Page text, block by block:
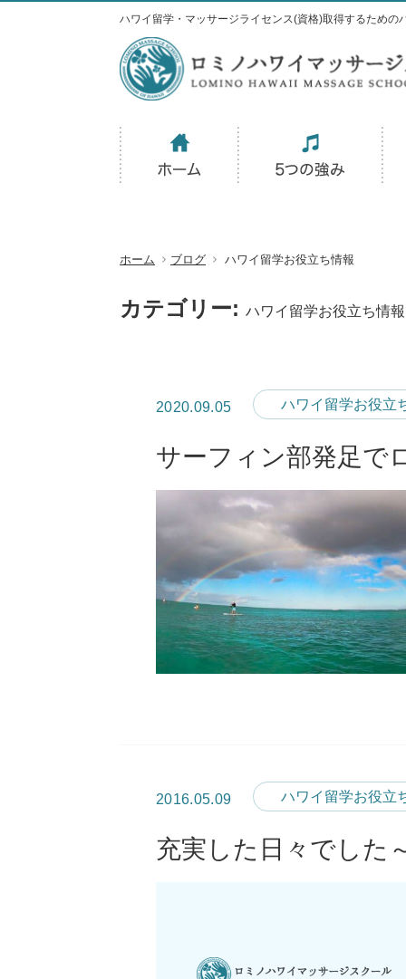
ハワイ留学・マッサージライセンス(資格)取得するため
ホーム ブログ ハワイ留学お役立ち情報
カテゴリー: ハワイ留学お役立ち情報
2020.09.05 ハワイ留学お役立
サーフィン部発足で
2016.05.09 ハワイ留学お役立
充実した日々でした